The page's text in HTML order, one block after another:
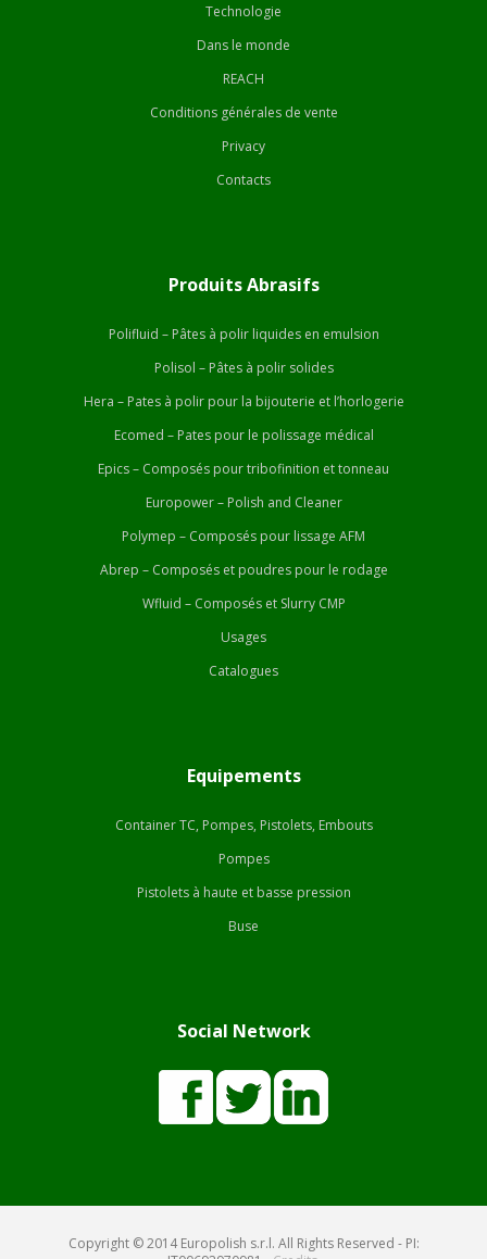
Technologie
Dans le monde
REACH
Conditions générales de vente
Privacy
Contacts
Produits Abrasifs
Polifluid – Pâtes à polir liquides en emulsion
Polisol – Pâtes à polir solides
Hera – Pates à polir pour la bijouterie et l’horlogerie
Ecomed – Pates pour le polissage médical
Epics – Composés pour tribofinition et tonneau
Europower – Polish and Cleaner
Polymep – Composés pour lissage AFM
Abrep – Composés et poudres pour le rodage
Wfluid – Composés et Slurry CMP
Usages
Catalogues
Equipements
Container TC, Pompes, Pistolets, Embouts
Pompes
Pistolets à haute et basse pression
Buse
Social Network
Copyright © 2014 Europolish s.r.l. All Rights Reserved - PI: